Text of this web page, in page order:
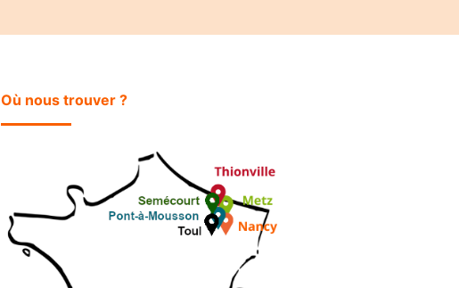
Où nous trouver ?